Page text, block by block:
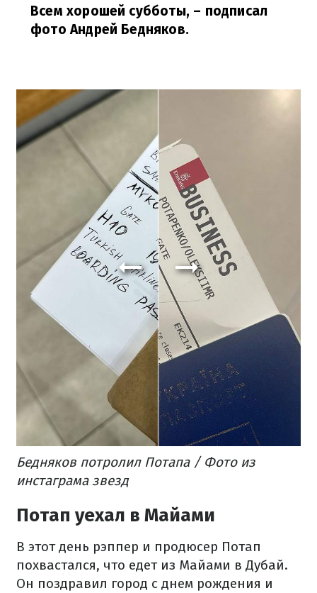
Всем хорошей субботы, – подписал
фото Андрей Бедняков.
Бедняков потролил Потапа / Фото из
инстаграма звезд
Потап уехал в Майами
В этот день рэппер и продюсер Потап
похвастался, что едет из Майами в Дубай.
Он поздравил город с днем рождения и